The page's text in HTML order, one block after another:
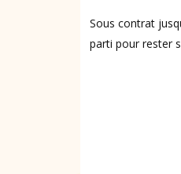
Sous contrat
parti pour rester